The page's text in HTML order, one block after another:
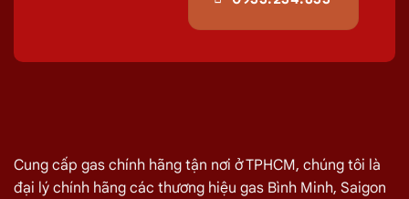
Cung cấp gas chính hãng tận nơi ở TPHCM, chúng tôi là
đại lý chính hãng các thương hiệu gas Bình Minh, Saigon